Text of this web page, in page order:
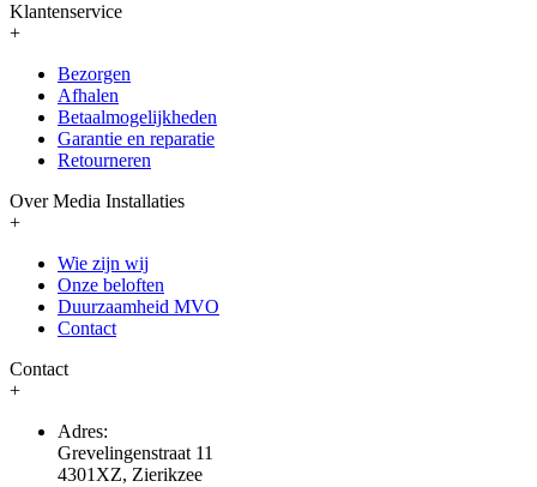
Klantenservice
+
Bezorgen
Afhalen
Betaalmogelijkheden
Garantie en reparatie
Retourneren
Over Media Installaties
+
Wie zijn wij
Onze beloften
Duurzaamheid MVO
Contact
Contact
+
Adres:
Grevelingenstraat 11
4301XZ, Zierikzee